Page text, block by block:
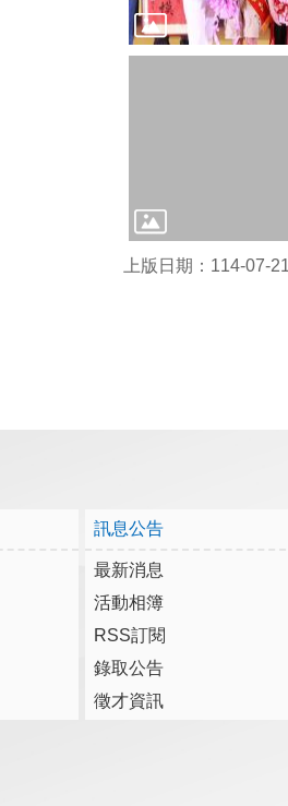
上版日期：114-07-21
訊息公告
最新消息
活動相簿
RSS訂閱
錄取公告
徵才資訊